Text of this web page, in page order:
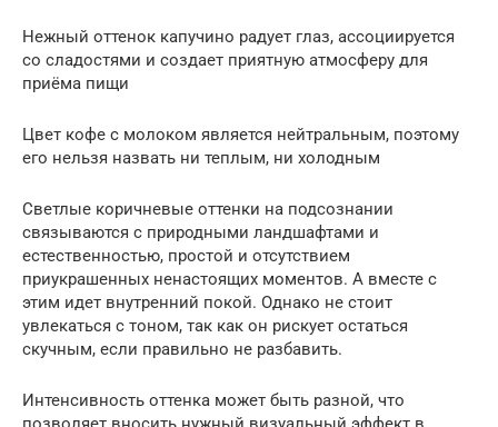
Нежный оттенок капучино радует глаз, ассоциируется
со сладостями и создает приятную атмосферу для
приёма пищи
Цвет кофе с молоком является нейтральным, поэтому
его нельзя назвать ни теплым, ни холодным
Светлые коричневые оттенки на подсознании
связываются с природными ландшафтами и
естественностью, простой и отсутствием
приукрашенных ненастоящих моментов. А вместе с
этим идет внутренний покой. Однако не стоит
увлекаться с тоном, так как он рискует остаться
скучным, если правильно не разбавить.
Интенсивность оттенка может быть разной, что